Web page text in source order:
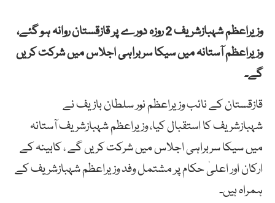
وزیراعظم شہبازشریف 2 روزہ دورے پر قازقستان روانہ ہو گئے،
وزیراعظم آستانہ میں سیکا سربراہی اجلاس میں شرکت کریں
گے۔
قازقستان کے نائب وزیراعظم نور سلطان بازیف نے
شہبازشریف کا استقبال کیا، وزیراعظم شہبازشریف آستانہ
میں سیکا سربراہی اجلاس میں شرکت کریں گے ، کابینہ کے
ارکان اور اعلیٰ حکام پر مشتمل وفد وزیراعظم شہبازشریف کے
ہمراہ ہیں۔